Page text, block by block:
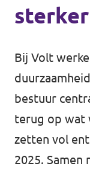
Volt
Volt
Volt
Volt
Standpunten
Over Volt
Mensen
Nieuws
Agenda
Bij Volt
bestuur
terug op wat
zetten vol
2025. Samen